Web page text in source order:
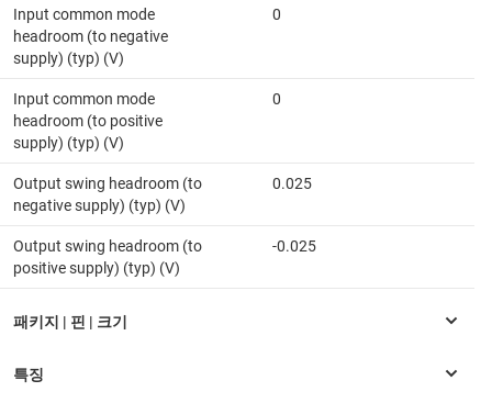
Input common mode
headroom (to negative
supply) (typ) (V)
0
Input common mode
headroom (to positive
supply) (typ) (V)
0
Output swing headroom (to
negative supply) (typ) (V)
0.025
Output swing headroom (to
positive supply) (typ) (V)
-0.025